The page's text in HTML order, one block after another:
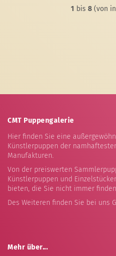
1 bis 8(von
CMT Puppengalerie
Hier finden Sie eine
Künstlerpuppen der
Manufakturen.
Von der preiswerten
Künstlerpuppen und
bieten, die Sie nicht immer
Des Weiteren finden Sie bei uns
Mehr über...